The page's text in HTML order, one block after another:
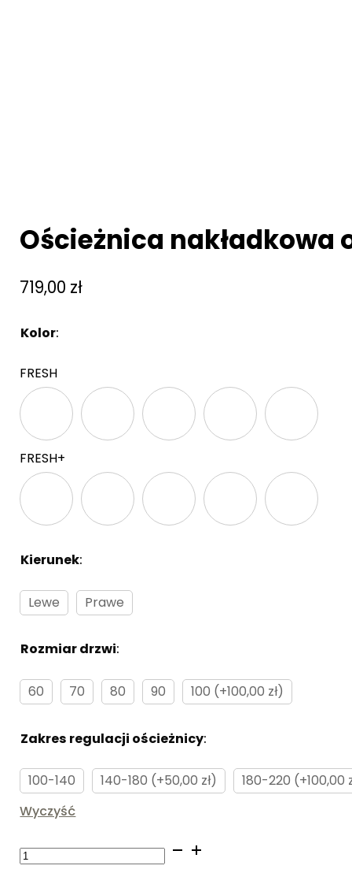
Ościeżnica nakładkowa
719,00 zł
Kolor:
FRESH
FRESH+
Kierunek:
Lewe Prawe
Rozmiar drzwi:
60 70 80 90 100 (+100,00 zł)
Zakres regulacji ościeżnicy:
100-140 140-180 (+50,00 zł)
180-220 (+100,00
Wyczyść
ilość